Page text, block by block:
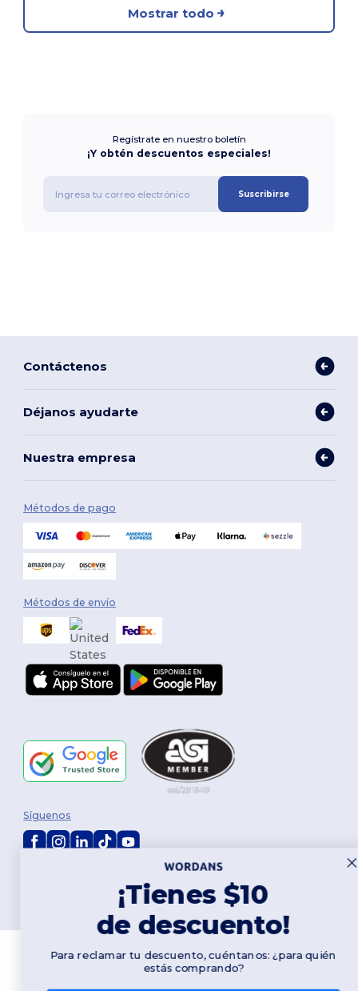
Mostrar todo
Regístrate en nuestro boletín
¡Y obtén descuentos especiales!
Suscribirse
Contáctenos
Déjanos ayudarte
Nuestra empresa
Métodos de pago
Métodos de envío
Términos y Condiciones| Política de personalización|Política de
Política de Cookies|Mapa del sitio
Síguenos
¡Tienes $10
de descuento!
Para reclamar tu descuento, cuéntanos: ¿para quién
estás comprando?